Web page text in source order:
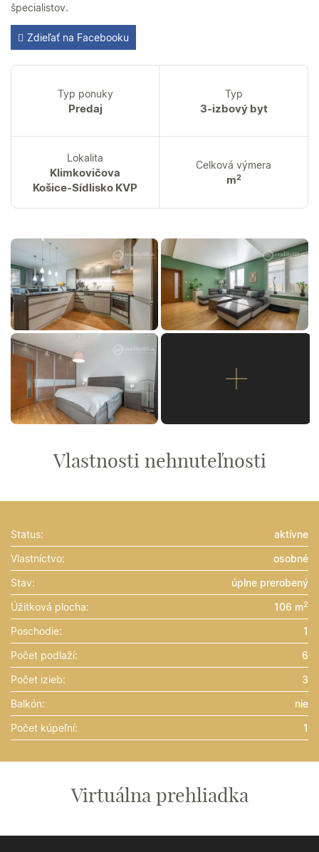
špecialistov.
Zdieľať na Facebooku
Typ ponuky
Predaj
Typ
3-izbový byt
Lokalita
Klimkovičova
Košice-Sídlisko KVP
Celková výmera
m2
Vlastnosti nehnuteľnosti
Status:
aktívne
Vlastníctvo:
osobné
Stav:
úplne prerobený
Úžitková plocha:
106 m2
Poschodie:
1
Počet podlaží:
6
Počet izieb:
3
Balkón:
nie
Počet kúpeľní:
1
Virtuálna prehliadka